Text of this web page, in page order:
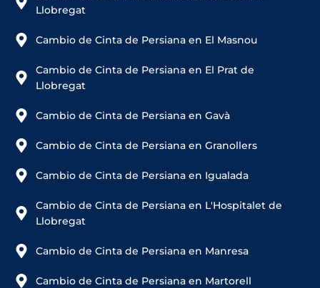
Llobregat
Cambio de Cinta de Persiana en El Masnou
Cambio de Cinta de Persiana en El Prat de
Llobregat
Cambio de Cinta de Persiana en Gavà
Cambio de Cinta de Persiana en Granollers
Cambio de Cinta de Persiana en Igualada
Cambio de Cinta de Persiana en L'Hospitalet de
Llobregat
Cambio de Cinta de Persiana en Manresa
Cambio de Cinta de Persiana en Martorell